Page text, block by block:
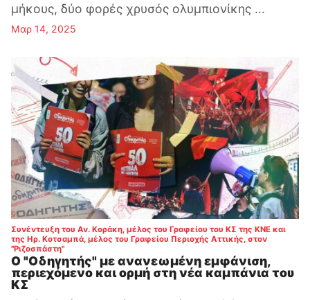
μήκους, δύο φορές χρυσός ολυμπιονίκης ...
Μαρ 14, 2025
Συνέντευξη του Αν. Κοράκη, μέλος του Γραφείου του ΚΣ της ΚΝΕ και
της Ηρ. Κοτσαμπά, μέλος του Γραφείου Περιοχής Αττικής, στον
"Ριζοσπάστη":
Ο "Οδηγητής" με ανανεωμένη εμφάνιση,
περιεχόμενο και ορμή στη νέα καμπάνια του
ΚΣ